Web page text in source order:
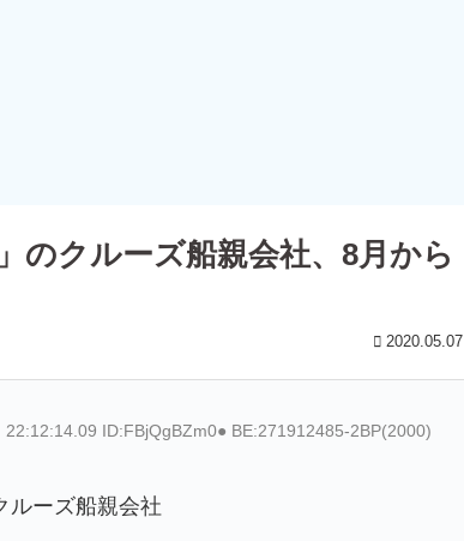
のクルーズ船親会社、8月から
2020.05.07
ID:FBjQgBZm0● BE:271912485-2BP(2000)
ーズ船親会社